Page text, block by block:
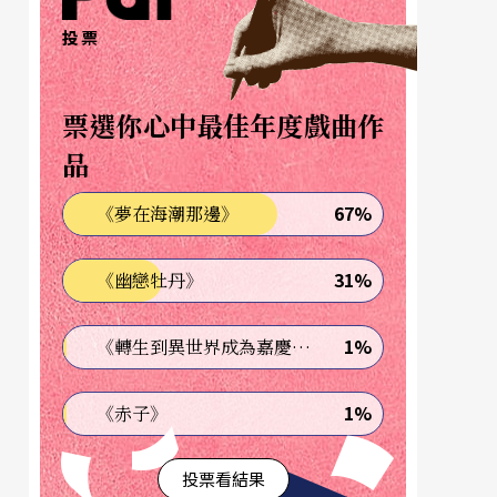
投票
票選你心中最佳年度戲曲作
品
《夢在海潮那邊》 67%
《幽戀牡丹》 31%
《轉生到異世界成為嘉慶君—發現我的祖先是詐騙集團!?》 1%
《赤子》 1%
投票看結果